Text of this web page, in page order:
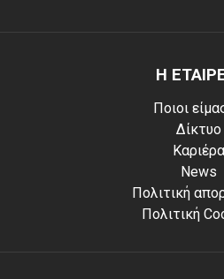
Η
Ποιοι
Δίκτυο
Καριέρα
News
Πολιτική
Πολιτική